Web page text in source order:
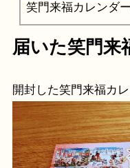
笑門来福カレンダ
届いた笑門来
開封した笑門来福カ